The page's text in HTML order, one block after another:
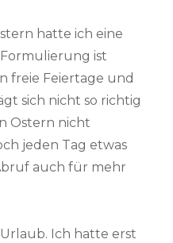
hatte ich eine
ist
freie Feiertage und
sich nicht so richtig
Ostern nicht
jeden Tag etwas
auch für mehr
Ich hatte erst